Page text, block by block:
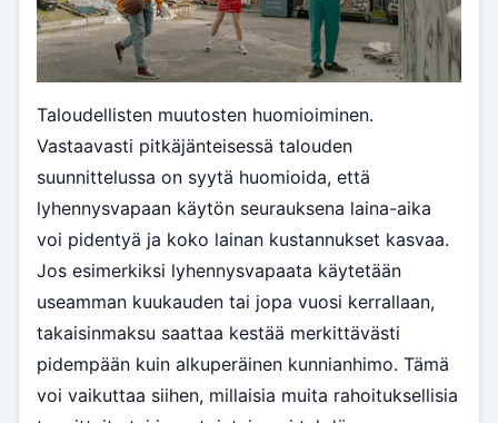
Taloudellisten muutosten huomioiminen.
Vastaavasti pitkäjänteisessä talouden
suunnittelussa on syytä huomioida, että
lyhennysvapaan käytön seurauksena laina-aika
voi pidentyä ja koko lainan kustannukset kasvaa.
Jos esimerkiksi lyhennysvapaata käytetään
useamman kuukauden tai jopa vuosi kerrallaan,
takaisinmaksu saattaa kestää merkittävästi
pidempään kuin alkuperäinen kunnianhimo. Tämä
voi vaikuttaa siihen, millaisia muita rahoituksellisia